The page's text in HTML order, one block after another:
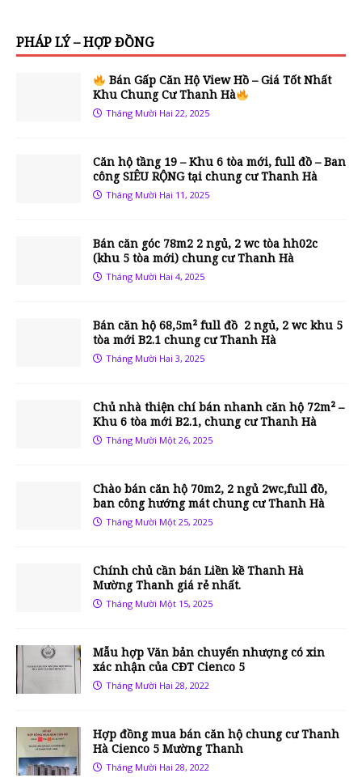
PHÁP LÝ – HỢP ĐỒNG
Bán Gấp Căn Hộ View Hồ – Giá Tốt Nhất
Khu Chung Cư Thanh Hà
Tháng Mười Hai 22, 2025
Căn hộ tầng 19 – Khu 6 tòa mới, full đồ – Ban
công SIÊU RỘNG tại chung cư Thanh Hà
Tháng Mười Hai 11, 2025
Bán căn góc 78m2 2 ngủ, 2 wc tòa hh02c
(khu 5 tòa mới) chung cư Thanh Hà
Tháng Mười Hai 4, 2025
Bán căn hộ 68,5m² full đồ 2 ngủ, 2 wc khu 5
tòa mới B2.1 chung cư Thanh Hà
Tháng Mười Hai 3, 2025
Chủ nhà thiện chí bán nhanh căn hộ 72m² –
Khu 6 tòa mới B2.1, chung cư Thanh Hà
Tháng Mười Một 26, 2025
Chào bán căn hộ 70m2, 2 ngủ 2wc,full đồ,
ban công hướng mát chung cư Thanh Hà
Tháng Mười Một 25, 2025
Chính chủ cần bán Liền kề Thanh Hà
Mường Thanh giá rẻ nhất.
Tháng Mười Một 15, 2025
Mẫu hợp Văn bản chuyển nhượng có xin
xác nhận của CĐT Cienco 5
Tháng Mười Hai 28, 2022
Hợp đồng mua bán căn hộ chung cư Thanh
Hà Cienco 5 Mường Thanh
Tháng Mười Hai 28, 2022